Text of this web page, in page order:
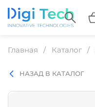
Главная Каталог
НАЗАД В КАТАЛОГ